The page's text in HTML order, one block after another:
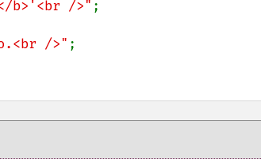
b>'<br />" ;
/>"